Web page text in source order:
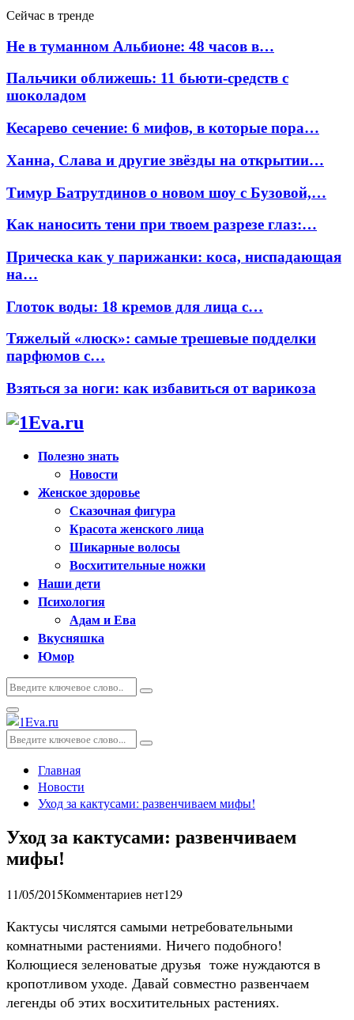
Сейчас в тренде
Не в туманном Альбионе: 48 часов в…
Пальчики оближешь: 11 бьюти-средств с
шоколадом
Кесарево сечение: 6 мифов, в которые пора…
Ханна, Слава и другие звёзды на открытии…
Тимур Батрутдинов о новом шоу с Бузовой,…
Как наносить тени при твоем разрезе глаз:…
Прическа как у парижанки: коса, ниспадающая
на…
Глоток воды: 18 кремов для лица с…
Тяжелый «люск»: самые трешевые подделки
парфюмов с…
Взяться за ноги: как избавиться от варикоза
Полезно знать
Новости
Женское здоровье
Сказочная фигура
Красота женского лица
Шикарные волосы
Восхитительные ножки
Наши дети
Психология
Адам и Ева
Вкусняшка
Юмор
Искать:
Поиск
Основное
меню
Искать:
Поиск
Главная
Новости
Уход за кактусами: развенчиваем мифы!
Уход за кактусами: развенчиваем
мифы!
11/05/2015Комментариев нет129
Кактусы числятся самыми нетребовательными
комнатными растениями. Ничего подобного!
Колющиеся зеленоватые друзья тоже нуждаются в
кропотливом уходе. Давай совместно развенчаем
легенды об этих восхитительных растениях.